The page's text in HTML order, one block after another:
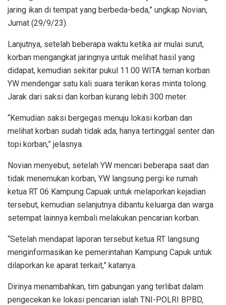
jaring ikan di tempat yang berbeda-beda,” ungkap Novian,
Jumat (29/9/23).
Lanjutnya, setelah beberapa waktu ketika air mulai surut,
korban mengangkat jaringnya untuk melihat hasil yang
didapat, kemudian sekitar pukul 11.00 WITA teman korban
YW mendengar satu kali suara terikan keras minta tolong.
Jarak dari saksi dan korban kurang lebih 300 meter.
“Kemudian saksi bergegas menuju lokasi korban dan
melihat korban sudah tidak ada, hanya tertinggal senter dan
topi korban,” jelasnya.
Novian menyebut, setelah YW mencari beberapa saat dan
tidak menemukan korban, YW langsung pergi ke rumah
ketua RT 06 Kampung Capuak untuk melaporkan kejadian
tersebut, kemudian selanjutnya dibantu keluarga dan warga
setempat lainnya kembali melakukan pencarian korban.
“Setelah mendapat laporan tersebut ketua RT langsung
menginformasikan ke pemerintahan Kampung Capuk untuk
dilaporkan ke aparat terkait,” katanya.
Dirinya menambahkan, tim gabungan yang terlibat dalam
pengecekan ke lokasi pencarian ialah TNI-POLRI BPBD,